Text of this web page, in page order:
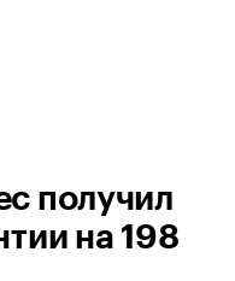
получил
на 198